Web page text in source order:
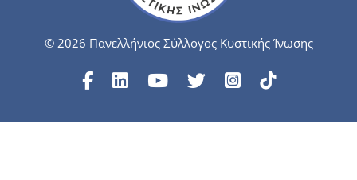
© 2026 Πανελλήνιος Σύλλογος Κυστικής Ίνωσης